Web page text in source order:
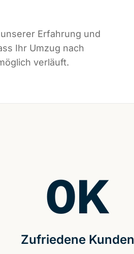
Erfahrung und
Ihr Umzug nach
verläuft.
Zufriedene Kunden
0K